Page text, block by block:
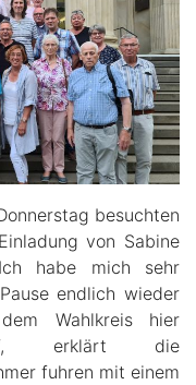
besuchten
von Sabine
habe mich sehr
endlich wieder
Wahlkreis hier
erklärt die
fuhren mit einem